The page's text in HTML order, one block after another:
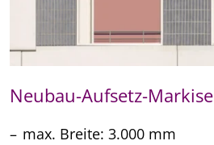
Neubau-Aufsetz-Markise
max. Breite: 3.000 mm